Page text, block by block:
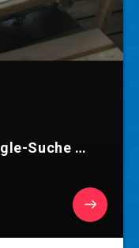
Suche …